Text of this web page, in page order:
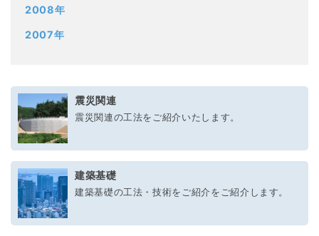
2008年
2007年
震災関連
震災関連の工法をご紹介いたします。
建築基礎
建築基礎の工法・技術をご紹介をご紹介します。